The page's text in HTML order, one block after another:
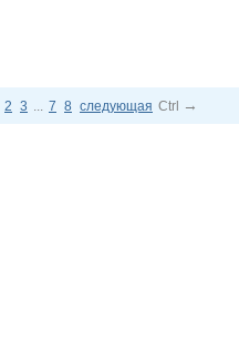
2 3 ... 7 8 следующая Ctrl →